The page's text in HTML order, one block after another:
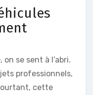
on se sent à l’abri.
professionnels,
cette